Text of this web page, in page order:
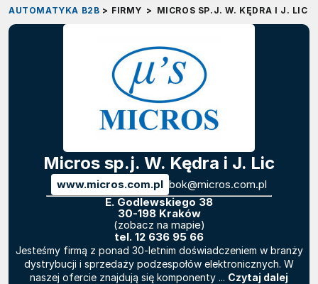
AUTOMATYKA B2B > FIRMY > MICROS SP.J. W. KĘDRA I J. LIC
Micros sp.j. W. Kędra i J. Lic
www.micros.com.pl bok@micros.com.pl
E. Godlewskiego 38
30-198 Kraków
(zobacz na mapie)
tel. 12 636 95 66
Jesteśmy firmą z ponad 30-letnim doświadczeniem w branży
dystrybucji i sprzedaży podzespołów elektronicznych. W
naszej ofercie znajdują się komponenty ... Czytaj dalej